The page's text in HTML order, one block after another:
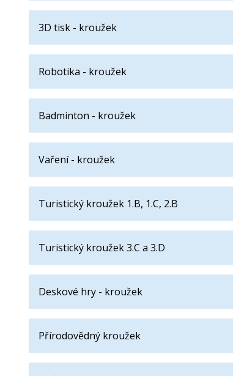
3D tisk - kroužek
Robotika - kroužek
Badminton - kroužek
Vaření - kroužek
Turistický kroužek 1.B, 1.C, 2.B
Turistický kroužek 3.C a 3.D
Deskové hry - kroužek
Přírodovědný kroužek